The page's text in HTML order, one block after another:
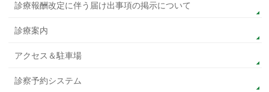
診療報酬改定に伴う届け出事項の掲示について
診療案内
アクセス＆駐車場
診察予約システム